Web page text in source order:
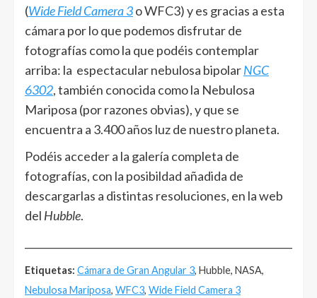
(Wide Field Camera 3o WFC3) y es gracias a esta
cámara por lo que podemos disfrutar de
fotografías como la que podéis contemplar
arriba: la espectacular nebulosa bipolarNGC
6302, también conocida como la Nebulosa
Mariposa (por razones obvias), y que se
encuentra a 3.400 años luz de nuestro planeta.
Podéis acceder a la galería completa de
fotografías, con la posibildad añadida de
descargarlas a distintas resoluciones, en la web
del Hubble.
Etiquetas: Cámara de Gran Angular 3, Hubble, NASA,
Nebulosa Mariposa, WFC3, Wide Field Camera 3